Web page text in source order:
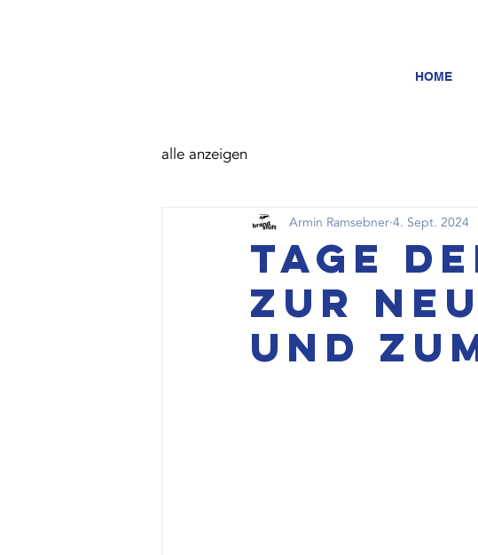
HOME
alle anzeigen
Tage
zur
und
Armin Ramsebner 4. Sept. 2024